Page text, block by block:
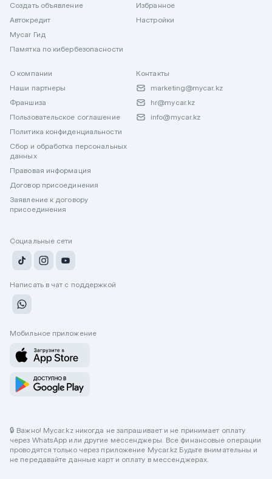
Создать объявление
Автокредит
Mycar Гид
Памятка по кибербезопасности
Избранное
Настройки
О компании
Наши партнеры
Франшиза
Пользовательское соглашение
Политика конфиденциальности
Сбор и обработка персональных
данных
Правовая информация
Договор присоединения
Заявление к договору
присоединения
Контакты
marketing@mycar.kz
hr@mycar.kz
info@mycar.kz
Социальные сети
Написать в чат с поддержкой
Мобильное приложение
🔒 Важно! Mycar.kz никогда не запрашивает и не принимает оплату
через WhatsApp или другие мессенджеры. Все финансовые операции
проводятся только через приложение Mycar.kz Будьте внимательны и
не передавайте данные карт и оплату в мессенджерах.